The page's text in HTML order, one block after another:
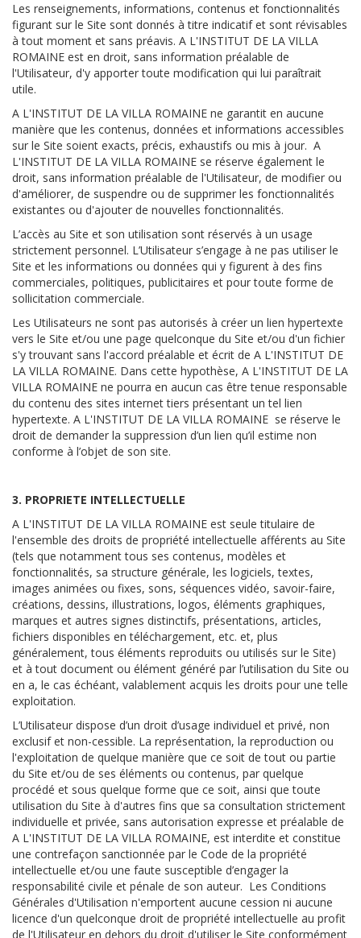
Les renseignements, informations, contenus et fonctionnalités
figurant sur le Site sont donnés à titre indicatif et sont révisables
à tout moment et sans préavis. A L'INSTITUT DE LA VILLA
ROMAINE est en droit, sans information préalable de
l'Utilisateur, d'y apporter toute modification qui lui paraîtrait
utile.
A L'INSTITUT DE LA VILLA ROMAINE ne garantit en aucune
manière que les contenus, données et informations accessibles
sur le Site soient exacts, précis, exhaustifs ou mis à jour. A
L'INSTITUT DE LA VILLA ROMAINE se réserve également le
droit, sans information préalable de l'Utilisateur, de modifier ou
d'améliorer, de suspendre ou de supprimer les fonctionnalités
existantes ou d'ajouter de nouvelles fonctionnalités.
L’accès au Site et son utilisation sont réservés à un usage
strictement personnel. L’Utilisateur s’engage à ne pas utiliser le
Site et les informations ou données qui y figurent à des fins
commerciales, politiques, publicitaires et pour toute forme de
sollicitation commerciale.
Les Utilisateurs ne sont pas autorisés à créer un lien hypertexte
vers le Site et/ou une page quelconque du Site et/ou d'un fichier
s'y trouvant sans l'accord préalable et écrit de A L'INSTITUT DE
LA VILLA ROMAINE. Dans cette hypothèse, A L'INSTITUT DE LA
VILLA ROMAINE ne pourra en aucun cas être tenue responsable
du contenu des sites internet tiers présentant un tel lien
hypertexte. A L'INSTITUT DE LA VILLA ROMAINE se réserve le
droit de demander la suppression d’un lien qu’il estime non
conforme à l’objet de son site.
3. PROPRIETE INTELLECTUELLE
A L'INSTITUT DE LA VILLA ROMAINE est seule titulaire de
l'ensemble des droits de propriété intellectuelle afférents au Site
(tels que notamment tous ses contenus, modèles et
fonctionnalités, sa structure générale, les logiciels, textes,
images animées ou fixes, sons, séquences vidéo, savoir-faire,
créations, dessins, illustrations, logos, éléments graphiques,
marques et autres signes distinctifs, présentations, articles,
fichiers disponibles en téléchargement, etc. et, plus
généralement, tous éléments reproduits ou utilisés sur le Site)
et à tout document ou élément généré par l’utilisation du Site ou
en a, le cas échéant, valablement acquis les droits pour une telle
exploitation.
L’Utilisateur dispose d’un droit d’usage individuel et privé, non
exclusif et non-cessible. La représentation, la reproduction ou
l'exploitation de quelque manière que ce soit de tout ou partie
du Site et/ou de ses éléments ou contenus, par quelque
procédé et sous quelque forme que ce soit, ainsi que toute
utilisation du Site à d'autres fins que sa consultation strictement
individuelle et privée, sans autorisation expresse et préalable de
A L'INSTITUT DE LA VILLA ROMAINE, est interdite et constitue
une contrefaçon sanctionnée par le Code de la propriété
intellectuelle et/ou une faute susceptible d’engager la
responsabilité civile et pénale de son auteur. Les Conditions
Générales d'Utilisation n'emportent aucune cession ni aucune
licence d'un quelconque droit de propriété intellectuelle au profit
de l'Utilisateur en dehors du droit d'utiliser le Site conformément